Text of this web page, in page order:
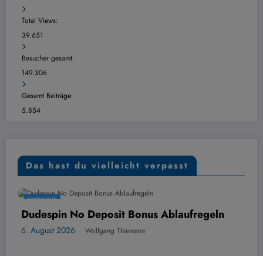
Total Views:
39.651
Besucher gesamt:
149.306
Gesamt Beiträge:
5.854
Das hast du vielleicht verpasst
No Deposit Bonus Ablaufregeln
Wolfgang Thiemann
Mozzart